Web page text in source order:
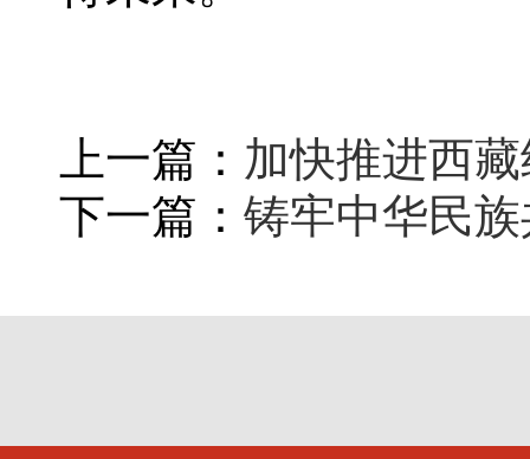
上一篇： 加快推进西
下一篇： 铸牢中华民